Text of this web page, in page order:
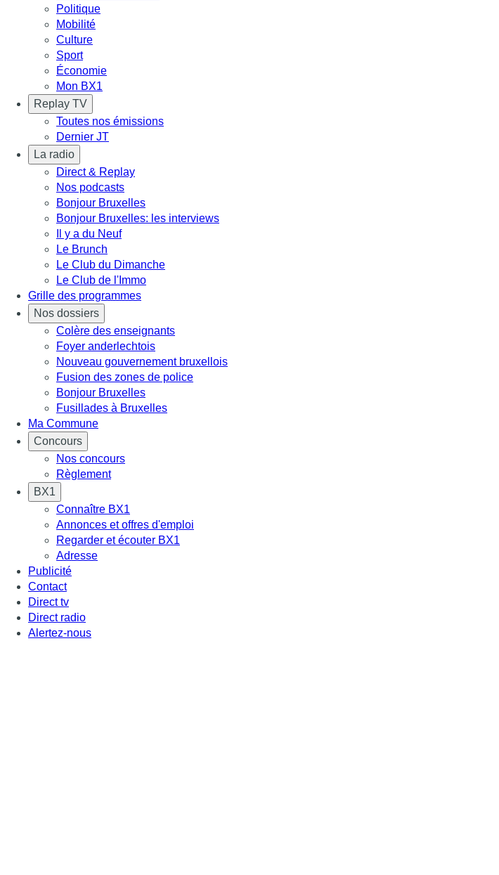
Politique
Mobilité
Culture
Sport
Économie
Mon BX1
Replay TV
Toutes nos émissions
Dernier JT
La radio
Direct & Replay
Nos podcasts
Bonjour Bruxelles
Bonjour Bruxelles: les interviews
Il y a du Neuf
Le Brunch
Le Club du Dimanche
Le Club de l'Immo
Grille des programmes
Nos dossiers
Colère des enseignants
Foyer anderlechtois
Nouveau gouvernement bruxellois
Fusion des zones de police
Bonjour Bruxelles
Fusillades à Bruxelles
Ma Commune
Concours
Nos concours
Règlement
BX1
Connaître BX1
Annonces et offres d'emploi
Regarder et écouter BX1
Adresse
Publicité
Contact
Direct tv
Direct radio
Alertez-nous